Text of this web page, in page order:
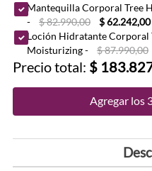
Mantequilla Corporal Tree
-
$ 82.990,00
$ 62.242,00
Loción Hidratante Corporal
Moisturizing- $ 87.990,00
Precio total: $
Agregar los